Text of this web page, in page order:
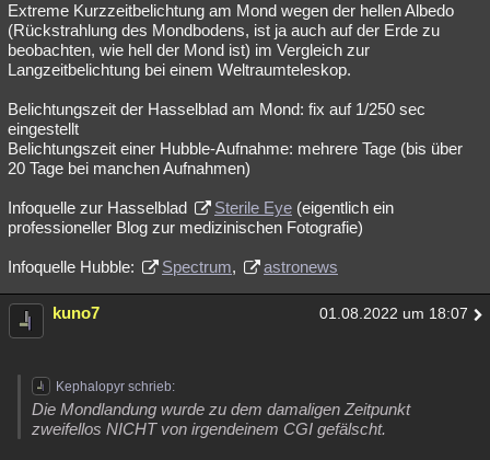
Extreme Kurzzeitbelichtung am Mond wegen der hellen Albedo
(Rückstrahlung des Mondbodens, ist ja auch auf der Erde zu
beobachten, wie hell der Mond ist) im Vergleich zur
Langzeitbelichtung bei einem Weltraumteleskop.
Belichtungszeit der Hasselblad am Mond: fix auf 1/250 sec
eingestellt
Belichtungszeit einer Hubble-Aufnahme: mehrere Tage (bis über
20 Tage bei manchen Aufnahmen)
Infoquelle zur Hasselblad Sterile Eye (eigentlich ein
professioneller Blog zur medizinischen Fotografie)
Infoquelle Hubble: Spectrum, astronews
kuno7 01.08.2022 um 18:07
Kephalopyr schrieb:
Die Mondlandung wurde zu dem damaligen Zeitpunkt
zweifellos NICHT von irgendeinem CGI gefälscht.